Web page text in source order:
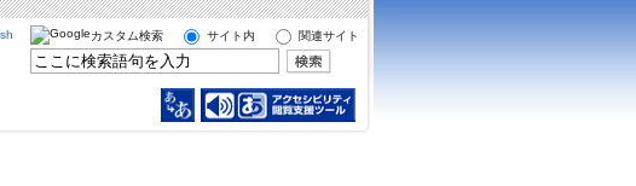
カスタム検索 サイト内 関連サイト